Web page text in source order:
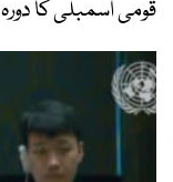
قومی اسمبلی کا دورہ